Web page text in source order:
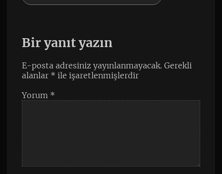
Bir yanıt yazın
E-posta adresiniz yayınlanmayacak. Gerekli
alanlar * ile işaretlenmişlerdir
Yorum *